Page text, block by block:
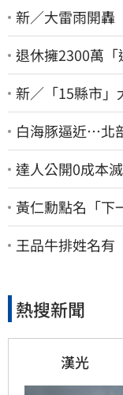
新／大雷雨開
退休擁2300萬
新／「15縣市
白海豚逼近…北
達人公開0成本
黃仁勳點名「
股這族群全面噴
王品牛排姓名有
熱搜新聞
漢光